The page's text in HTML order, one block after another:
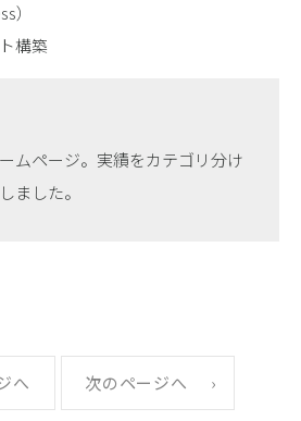
）
構築
ムページ。実績をカテゴリ分け
ました。
次のページへ
へ